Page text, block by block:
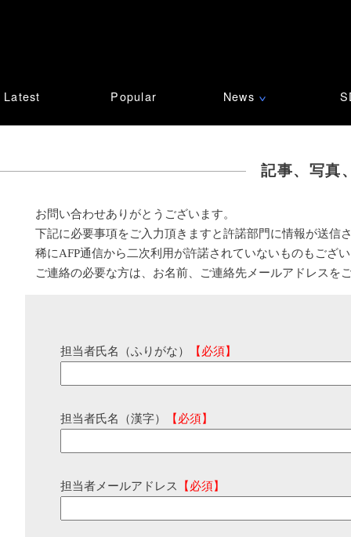
Latest Popular News ∨
記事、写真
お問い合わせありがとうございます。
下記に必要事項をご入力頂きますと許諾部門に情報が送信
稀にAFP通信から二次利用が許諾されていないものもござ
ご連絡の必要な方は、お名前、ご連絡先メールアドレスを
担当者氏名（ふりがな） 【必須】
担当者氏名（漢字） 【必須】
担当者メールアドレス 【必須】